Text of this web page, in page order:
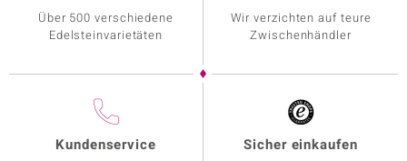
Über 500 verschiedene
Edelsteinvarietäten
Wir verzichten auf teure
Zwischenhändler
Kundenservice Sicher einkaufen